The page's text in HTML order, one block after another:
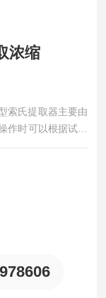
浓缩
索氏提取器主要由
作时可以根据试剂
抽提过程反复浸泡